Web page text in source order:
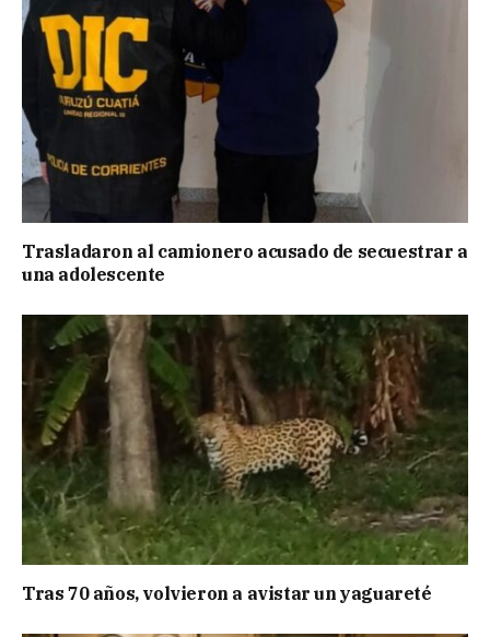
Trasladaron al camionero acusado de secuestrar a
una adolescente
Tras 70 años, volvieron a avistar un yaguareté